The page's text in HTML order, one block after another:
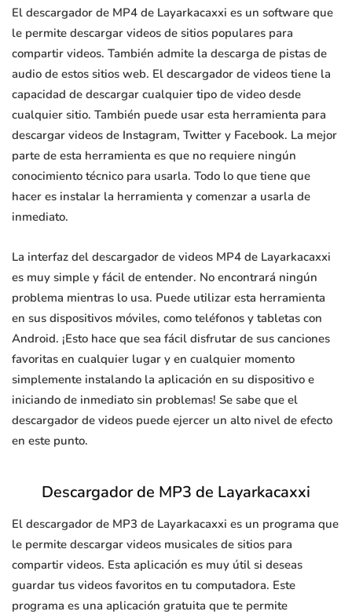
El descargador de MP4 de Layarkacaxxi es un software que
le permite descargar videos de sitios populares para
compartir videos. También admite la descarga de pistas de
audio de estos sitios web. El descargador de videos tiene la
capacidad de descargar cualquier tipo de video desde
cualquier sitio. También puede usar esta herramienta para
descargar videos de Instagram, Twitter y Facebook. La mejor
parte de esta herramienta es que no requiere ningún
conocimiento técnico para usarla. Todo lo que tiene que
hacer es instalar la herramienta y comenzar a usarla de
inmediato.
La interfaz del descargador de videos MP4 de Layarkacaxxi
es muy simple y fácil de entender. No encontrará ningún
problema mientras lo usa. Puede utilizar esta herramienta
en sus dispositivos móviles, como teléfonos y tabletas con
Android. ¡Esto hace que sea fácil disfrutar de sus canciones
favoritas en cualquier lugar y en cualquier momento
simplemente instalando la aplicación en su dispositivo e
iniciando de inmediato sin problemas! Se sabe que el
descargador de videos puede ejercer un alto nivel de efecto
en este punto.
Descargador de MP3 de Layarkacaxxi
El descargador de MP3 de Layarkacaxxi es un programa que
le permite descargar videos musicales de sitios para
compartir videos. Esta aplicación es muy útil si deseas
guardar tus videos favoritos en tu computadora. Este
programa es una aplicación gratuita que te permite